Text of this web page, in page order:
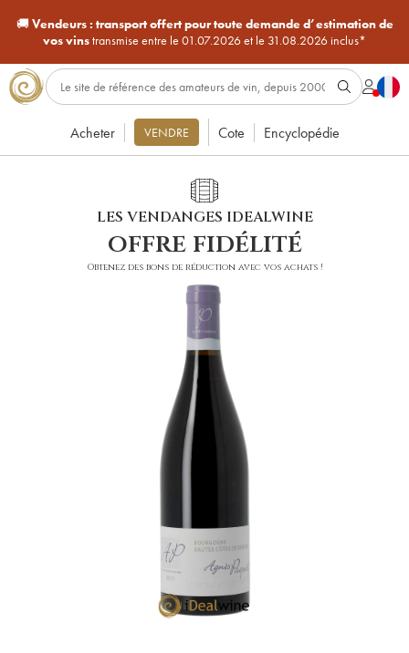
🚚Vendeurs : transport offert pour toute demande d’estimation de
vos vinstransmise entre le 01.07.2026 et le 31.08.2026 inclus*
Acheter VENDRE Cote Encyclopédie
LES VENDANGES IDEALWINE
offre fidélité
Obtenez des bons de réduction avec vos achats !